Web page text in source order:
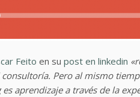
Feito en su post en linkedin
Pero al mismo
aprendizaje a través de la